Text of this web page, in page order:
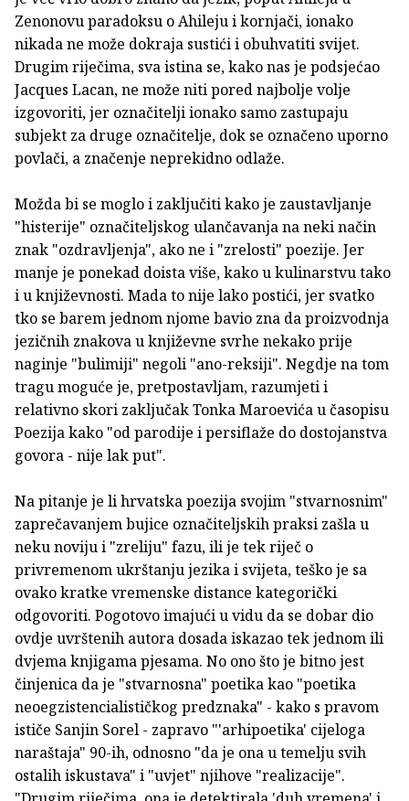
Zenonovu paradoksu o Ahileju i kornjači, ionako
nikada ne može dokraja sustići i obuhvatiti svijet.
Drugim riječima, sva istina se, kako nas je podsjećao
Jacques Lacan, ne može niti pored najbolje volje
izgovoriti, jer označitelji ionako samo zastupaju
subjekt za druge označitelje, dok se označeno uporno
povlači, a značenje neprekidno odlaže.
Možda bi se moglo i zaključiti kako je zaustavljanje
"histerije" označiteljskog ulančavanja na neki način
znak "ozdravljenja", ako ne i "zrelosti" poezije. Jer
manje je ponekad doista više, kako u kulinarstvu tako
i u književnosti. Mada to nije lako postići, jer svatko
tko se barem jednom njome bavio zna da proizvodnja
jezičnih znakova u književne svrhe nekako prije
naginje "bulimiji" negoli "ano-reksiji". Negdje na tom
tragu moguće je, pretpostavljam, razumjeti i
relativno skori zaključak Tonka Maroevića u časopisu
Poezija kako "od parodije i persiflaže do dostojanstva
govora - nije lak put".
Na pitanje je li hrvatska poezija svojim "stvarnosnim"
zaprečavanjem bujice označiteljskih praksi zašla u
neku noviju i "zreliju" fazu, ili je tek riječ o
privremenom ukrštanju jezika i svijeta, teško je sa
ovako kratke vremenske distance kategorički
odgovoriti. Pogotovo imajući u vidu da se dobar dio
ovdje uvrštenih autora dosada iskazao tek jednom ili
dvjema knjigama pjesama. No ono što je bitno jest
činjenica da je "stvarnosna" poetika kao "poetika
neoegzistencialističkog predznaka" - kako s pravom
ističe Sanjin Sorel - zapravo "'arhipoetika' cijeloga
naraštaja" 90-ih, odnosno "da je ona u temelju svih
ostalih iskustava" i "uvjet" njihove "realizacije".